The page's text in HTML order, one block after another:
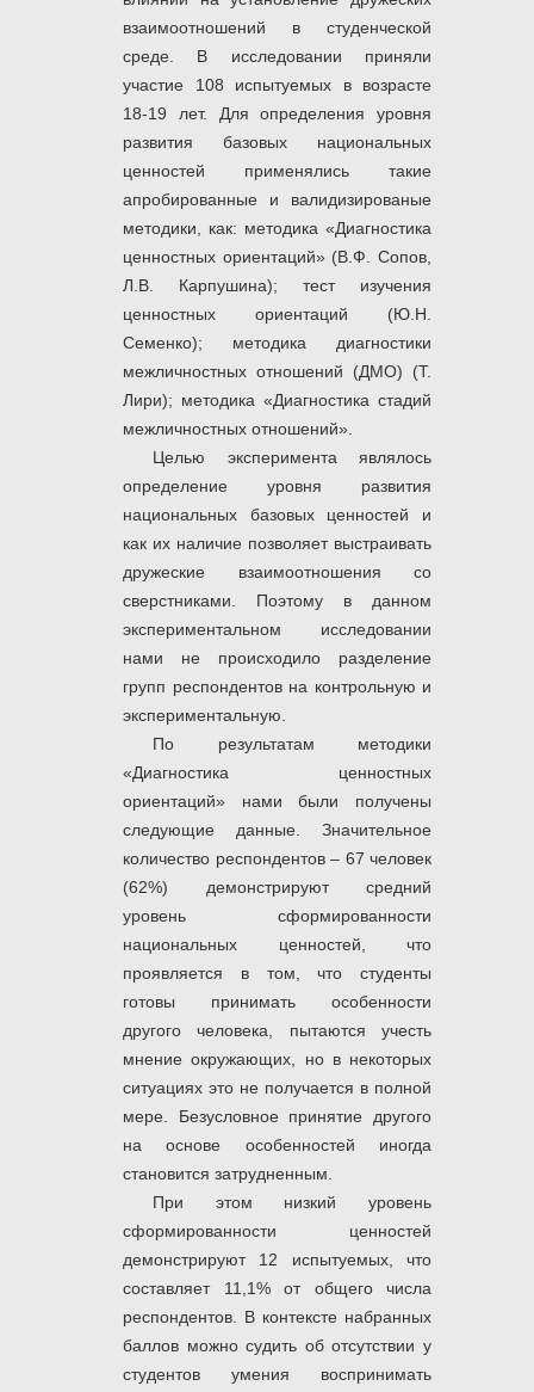
взаимоотношений в студенческой
среде. В исследовании приняли
участие 108 испытуемых в возрасте
18-19 лет. Для определения уровня
развития базовых национальных
ценностей применялись такие
апробированные и валидизированые
методики, как: методика «Диагностика
ценностных ориентаций» (В.Ф. Сопов,
Л.В. Карпушина); тест изучения
ценностных ориентаций (Ю.Н.
Семенко); методика диагностики
межличностных отношений (ДМО) (Т.
Лири); методика «Диагностика стадий
межличностных отношений».
Целью эксперимента являлось
определение уровня развития
национальных базовых ценностей и
как их наличие позволяет выстраивать
дружеские взаимоотношения со
сверстниками. Поэтому в данном
экспериментальном исследовании
нами не происходило разделение
групп респондентов на контрольную и
экспериментальную.
По результатам методики
«Диагностика ценностных
ориентаций» нами были получены
следующие данные. Значительное
количество респондентов – 67 человек
(62%) демонстрируют средний
уровень сформированности
национальных ценностей, что
проявляется в том, что студенты
готовы принимать особенности
другого человека, пытаются учесть
мнение окружающих, но в некоторых
ситуациях это не получается в полной
мере. Безусловное принятие другого
на основе особенностей иногда
становится затрудненным.
При этом низкий уровень
сформированности ценностей
демонстрируют 12 испытуемых, что
составляет 11,1% от общего числа
респондентов. В контексте набранных
баллов можно судить об отсутствии у
студентов умения воспринимать